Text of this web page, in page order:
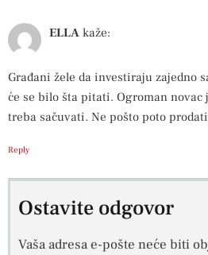
ELLA kaže:
Građani žele da investiraju zajedno
će se bilo šta pitati. Ogroman
treba sačuvati. Ne pošto poto
Reply
Ostavite odgovor
Vaša adresa e-pošte neće biti